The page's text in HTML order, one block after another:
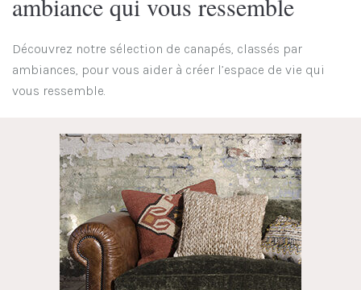
ambiance qui vous ressemble
Découvrez notre sélection de canapés, classés par
ambiances, pour vous aider à créer l’espace de vie qui
vous ressemble.